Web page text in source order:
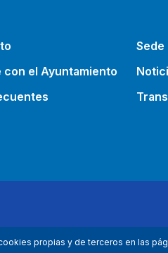
con el Ayuntamiento
propias y de terceros en las